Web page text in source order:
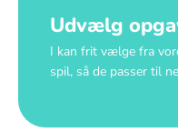
Udvælg
I kan frit vælge fra
spil, så de passer til